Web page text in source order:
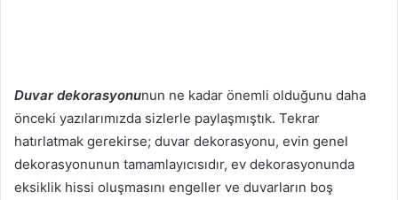
Duvar dekorasyonunun ne kadar önemli olduğunu daha
önceki yazılarımızda sizlerle paylaşmıştık. Tekrar
hatırlatmak gerekirse; duvar dekorasyonu, evin genel
dekorasyonunun tamamlayıcısıdır, ev dekorasyonunda
eksiklik hissi oluşmasını engeller ve duvarların boş